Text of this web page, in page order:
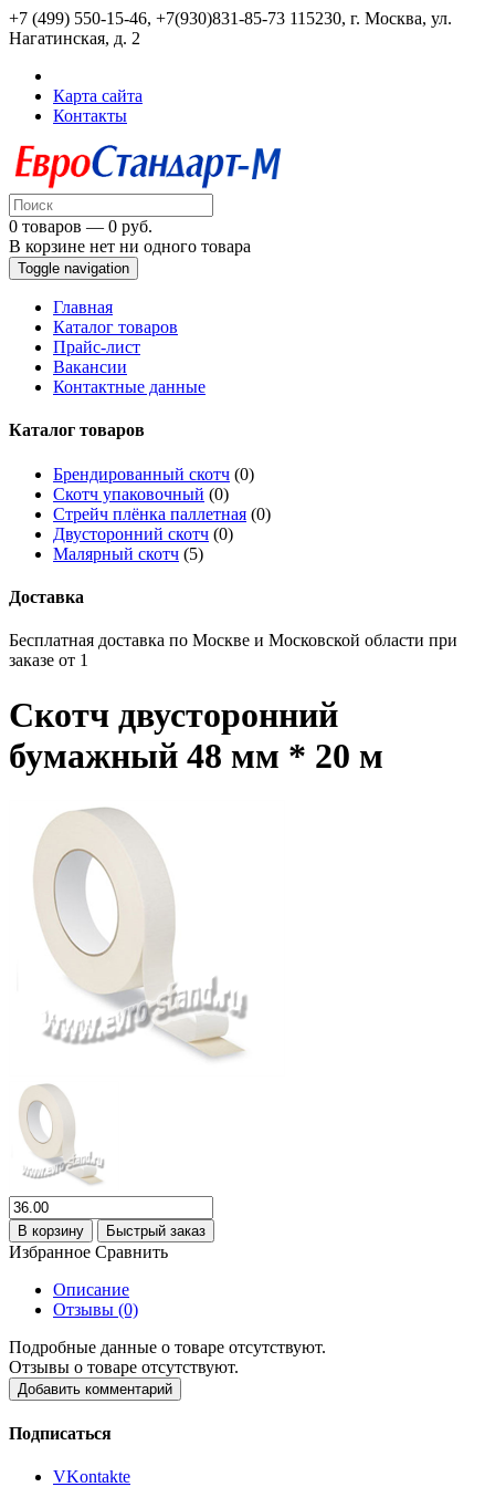
+7 (499) 550-15-46, +7(930)831-85-73 115230, г. Москва, ул.
Нагатинская, д. 2
Карта сайта
Контакты
0 товаров — 0 руб.
В корзине нет ни одного товара
Toggle navigation
Главная
Каталог товаров
Прайс-лист
Вакансии
Контактные данные
Каталог товаров
Брендированный скотч (0)
Скотч упаковочный (0)
Стрейч плёнка паллетная (0)
Двусторонний скотч (0)
Малярный скотч (5)
Доставка
Бесплатная доставка по Москве и Московской области при
заказе от 1
Скотч двусторонний
бумажный 48 мм * 20 м
В корзину Быстрый заказ
Избранное Сравнить
Описание
Отзывы (0)
Подробные данные о товаре отсутствуют.
Отзывы о товаре отсутствуют.
Добавить комментарий
Подписаться
VKontakte